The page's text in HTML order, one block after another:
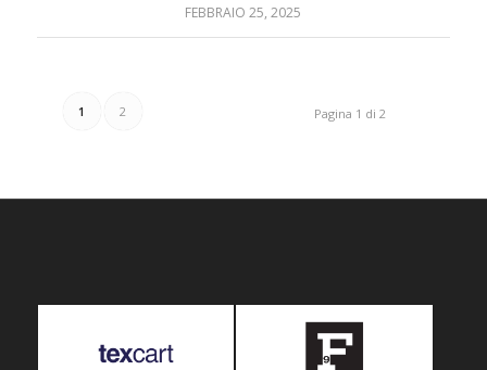
FEBBRAIO 25, 2025
Pagina 1 di 2
1 2